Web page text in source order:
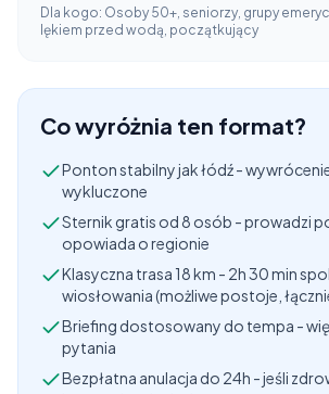
Dla kogo: Osoby 50+, seniorzy, grupy
lękiem przed wodą, początkujący
Co wyróżnia ten format?
Ponton stabilny jak łódź -
wykluczone
Sternik gratis od 8 osób - prowadzi
opowiada o regionie
Klasyczna trasa 18 km - 2h 30 min
wiosłowania (możliwe postoje,
Briefing dostosowany do tempa -
pytania
Bezpłatna anulacja do 24h - jeśli